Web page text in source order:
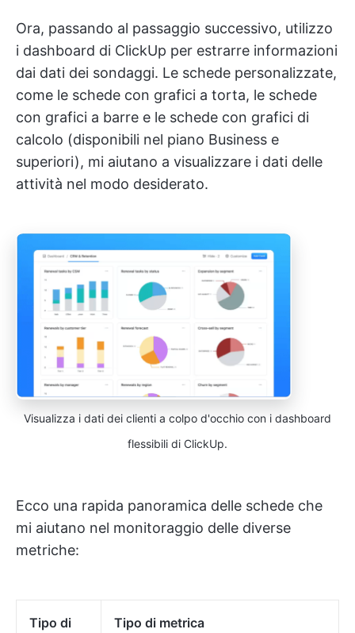
Ora, passando al passaggio successivo, utilizzo
i dashboard di ClickUp per estrarre informazioni
dai dati dei sondaggi. Le schede personalizzate,
come le schede con grafici a torta, le schede
con grafici a barre e le schede con grafici di
calcolo (disponibili nel piano Business e
superiori), mi aiutano a visualizzare i dati delle
attività nel modo desiderato.
Visualizza i dati dei clienti a colpo d'occhio con i dashboard
flessibili di ClickUp.
Ecco una rapida panoramica delle schede che
mi aiutano nel monitoraggio delle diverse
metriche:
Tipo di
Tipo di metrica